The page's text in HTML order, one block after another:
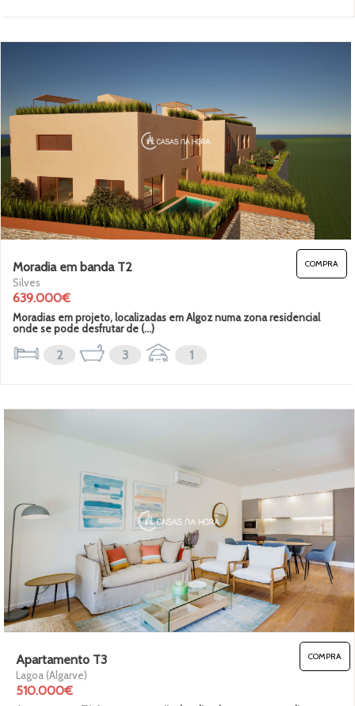
Moradia em banda T2
Silves
COMPRA
639.000€
Moradias em projeto, localizadas em Algoz numa zona residencial
onde se pode desfrutar de (...)
2 3 1
Apartamento T3
Lagoa (Algarve)
COMPRA
510.000€